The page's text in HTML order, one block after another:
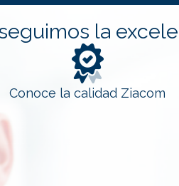
P |
Conoce la calidad Ziacom